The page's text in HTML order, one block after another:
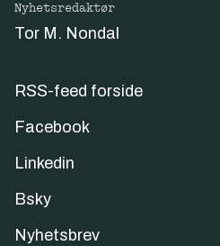
Nyhetsredaktør
Tor M. Nondal
RSS-feed forside
Facebook
Linkedin
Bsky
Nyhetsbrev